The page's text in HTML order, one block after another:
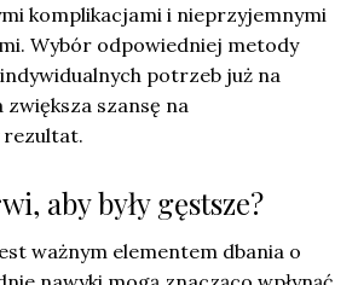
komplikacjami i nieprzyjemnymi
Wybór odpowiedniej metody
potrzeb już na
szansę na
rezultat.
aby były gęstsze?
ważnym elementem dbania o